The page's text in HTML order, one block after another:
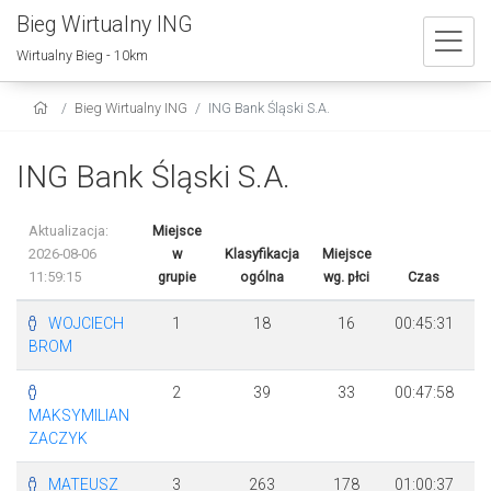
Bieg Wirtualny ING
Wirtualny Bieg - 10km
Bieg Wirtualny ING ING Bank Śląski S.A.
ING Bank Śląski S.A.
Aktualizacja:
2026-08-06
11:59:15
Miejsce
w
grupie
Klasyfikacja
ogólna
Miejsce
wg. płci
Czas
WOJCIECH
BROM
1 18 16 00:45:31
MAKSYMILIAN
ZACZYK
2 39 33 00:47:58
MATEUSZ 3 263 178 01:00:37